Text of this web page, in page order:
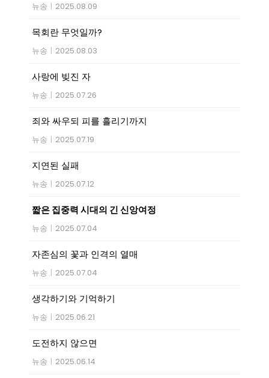
뉴송 | 2025.08.09
목회란 무엇일까?
뉴송 | 2025.08.03
사랑에 빚진 자
뉴송 | 2025.07.26
죄와 싸우되 피를 흘리기까지
뉴송 | 2025.07.19
지연된 실패
뉴송 | 2025.07.12
짧은 집중력 시대의 긴 신앙여정
뉴송 | 2025.07.04
자존심의 꽃과 인격의 열매
뉴송 | 2025.07.04
생각하기와 기억하기
뉴송 | 2025.06.21
도전하지 않으면
뉴송 | 2025.06.14